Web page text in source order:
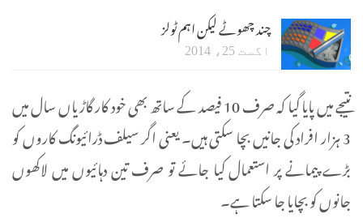
چند چھوٹے لیکن اہم ٹولز
اگست 25، 2014
نتیجے میں پایا گیا کہ صرف 10 فیصد کے ساتھ بھی خود کار گاڑیاں سال میں
3 ہزار افراد کی جانیں بچا سکتی ہیں۔ یعنی اگر سیلف ڈرائیونگ کاروں کو
بڑے پیمانے پر استعمال کیا جائے تو صرف تین دہائیوں میں لاکھوں
جانوں کو بچایا جا سکتا ہے۔